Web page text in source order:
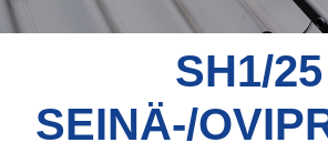
SH1/25
SEINÄ-/